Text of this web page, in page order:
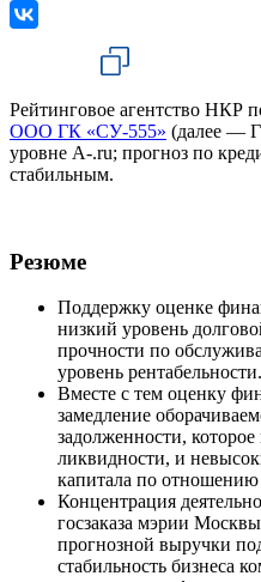
Рейтинговое агентство НКР
ООО ГК «СУ-555» (далее —
уровне A-.ru; прогноз по
стабильным.
Резюме
Поддержку оценке
низкий уровень
прочности по
уровень рентабельности.
Вместе с тем оценку
замедление
задолженности, которое
ликвидности, и
капитала по отношению
Концентрация
госзаказа мэрии
прогнозной выручки
стабильность бизнеса